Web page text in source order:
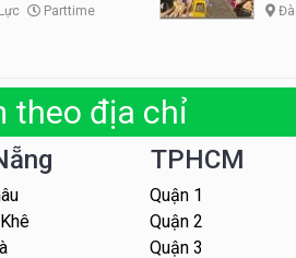
Parttime Đà
theo địa chỉ
TPHCM
Quận 1
Quận 2
Quận 3